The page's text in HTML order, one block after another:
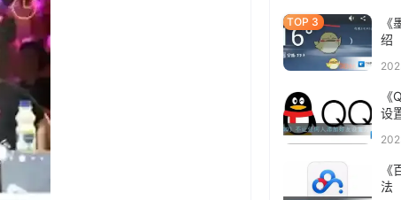
绍
设
法